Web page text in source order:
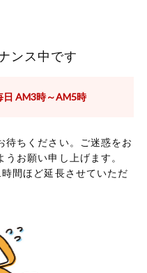
ンス中です
日 AM3時～AM5時
待ちください。ご迷惑をお
お願い申し上げます。
間ほど延長させていただ